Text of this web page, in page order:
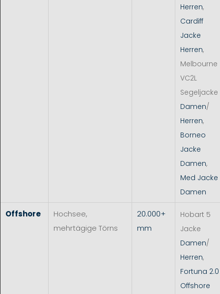
Herren,
Cardiff
Jacke
Herren,
Melbourne
VC2L
Segeljacke
Damen/
Herren,
Borneo
Jacke
Damen,
Med Jacke
Damen
Offshore
Hochsee,
mehrtägige Törns
20.000+
mm
Hobart 5
Jacke
Damen/
Herren,
Fortuna 2.0
Offshore